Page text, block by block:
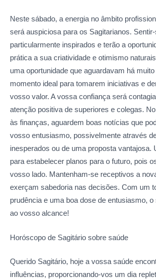
Neste sábado, a energia no âmbito
será auspiciosa para os Sagitarianos.
particularmente inspirados e terão a
prática a sua criatividade e otimismo
uma oportunidade que aguardavam há
momento ideal para tomarem iniciativas e
vosso valor. A vossa confiança será
atenção positiva de superiores e colegas.
às finanças, aguardem boas notícias que
vosso entusiasmo, possivelmente através
inesperados ou de uma proposta vantajosa.
para estabelecer planos para o futuro, pois
vosso lado. Mantenham-se receptivos a
exerçam sabedoria nas decisões. Com um
prudência e uma boa dose de entusiasmo,
ao vosso alcance!
Horóscopo de Sagitário sobre saúde
Querido Sagitário, hoje a vossa saúde
influências, proporcionando-vos um dia